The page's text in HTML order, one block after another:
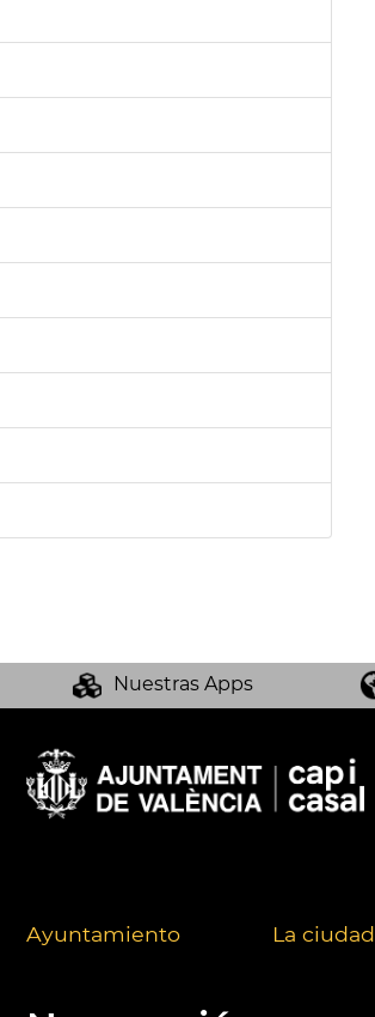
Nuestras Apps
Ayuntamiento La ciudad